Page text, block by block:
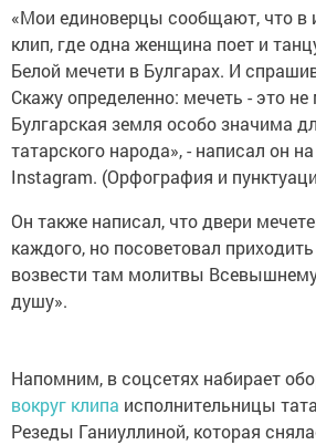
«Мои единоверцы сообщают, что в
клип, где одна женщина поет и
Белой мечети в Булгарах. И
Скажу определенно: мечеть - это
Булгарская земля особо значима
татарского народа», - написал он
Instagram. (Орфография и
Он также написал, что двери
каждого, но посоветовал
возвести там молитвы
душу».
Напомним, в соцсетях набирает
вокруг клипа исполнительницы
Резеды Ганиуллиной, которая